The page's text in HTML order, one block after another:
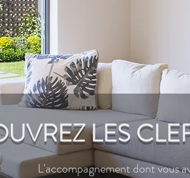
LES
L'accompagnement dont vous